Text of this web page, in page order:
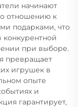
начинают
отношению к
подарками, что
конкурентной
при выборе.
превращает
игрушек в
опыте
и
гарантирует,